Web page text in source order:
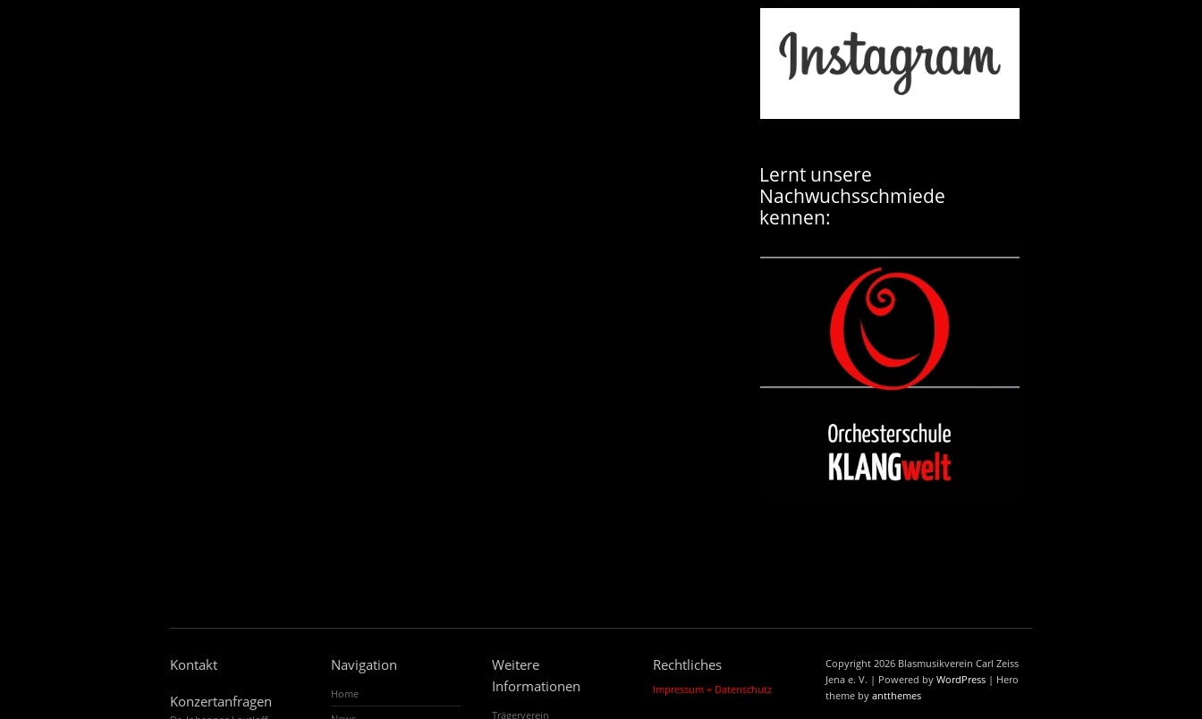
Lernt unsere
Nachwuchsschmiede
kennen:
Kontakt
Konzertanfragen
Navigation
Home
Weitere
Informationen
Trägerverein
Rechtliches
Impressum + Datenschutz
Copyright 2026 Blasmusikverein Carl Zeiss
Jena e. V. | Powered by WordPress | Hero
theme by antthemes